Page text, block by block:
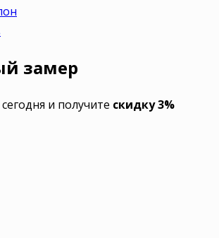
замер
и получите скидку 3%